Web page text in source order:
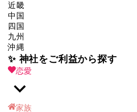
近畿
中国
四国
九州
沖縄
✨ 神社をご利益から探す
恋愛
家族